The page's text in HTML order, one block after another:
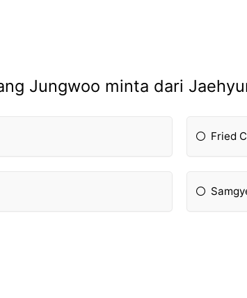
Jungwoo minta dari
Fried